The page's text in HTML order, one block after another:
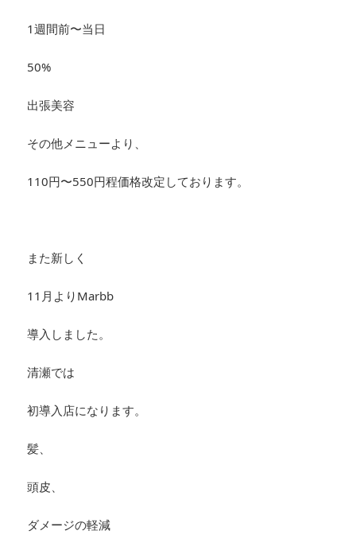
1週間前〜当日
50%
出張美容
その他メニューより、
110円〜550円程価格改定しております。
また新しく
11月よりMarbb
導入しました。
清瀬では
初導入店になります。
髪、
頭皮、
ダメージの軽減